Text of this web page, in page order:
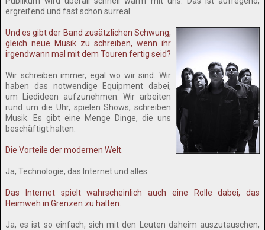
ergreifend und fast schon surreal.
Und es gibt der Band zusätzlichen Schwung,
gleich neue Musik zu schreiben, wenn ihr
irgendwann mal mit dem Touren fertig seid?
Wir schreiben immer, egal wo wir sind. Wir
haben das notwendige Equipment dabei,
um Liedideen aufzunehmen. Wir arbeiten
rund um die Uhr, spielen Shows, schreiben
Musik. Es gibt eine Menge Dinge, die uns
beschäftigt halten.
Die Vorteile der modernen Welt.
Ja, Technologie, das Internet und alles.
Das Internet spielt wahrscheinlich auch eine Rolle dabei, das
Heimweh in Grenzen zu halten.
Ja, es ist so einfach, sich mit den Leuten daheim auszutauschen,